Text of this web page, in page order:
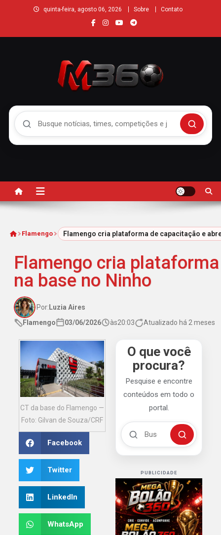
quinta-feira, agosto 06, 2026 Sobre Contato
Buscar
InícioFlamengo Flamengo cria plataforma de capacitação e
Flamengo cria
na base no Ninho
Por: Luzia Aires
Flamengo
03/06/2026 às20:03 Atualizado há 2 meses
CT da base do Flamengo —
Foto: Gilvan de Souza/CRF
Facebook
Twitter
LinkedIn
WhatsApp
O que você
procura?
Pesquise e encontre
conteúdos em todo o
portal.
Buscar no Mengão 360
Buscar
PUBLICIDADE